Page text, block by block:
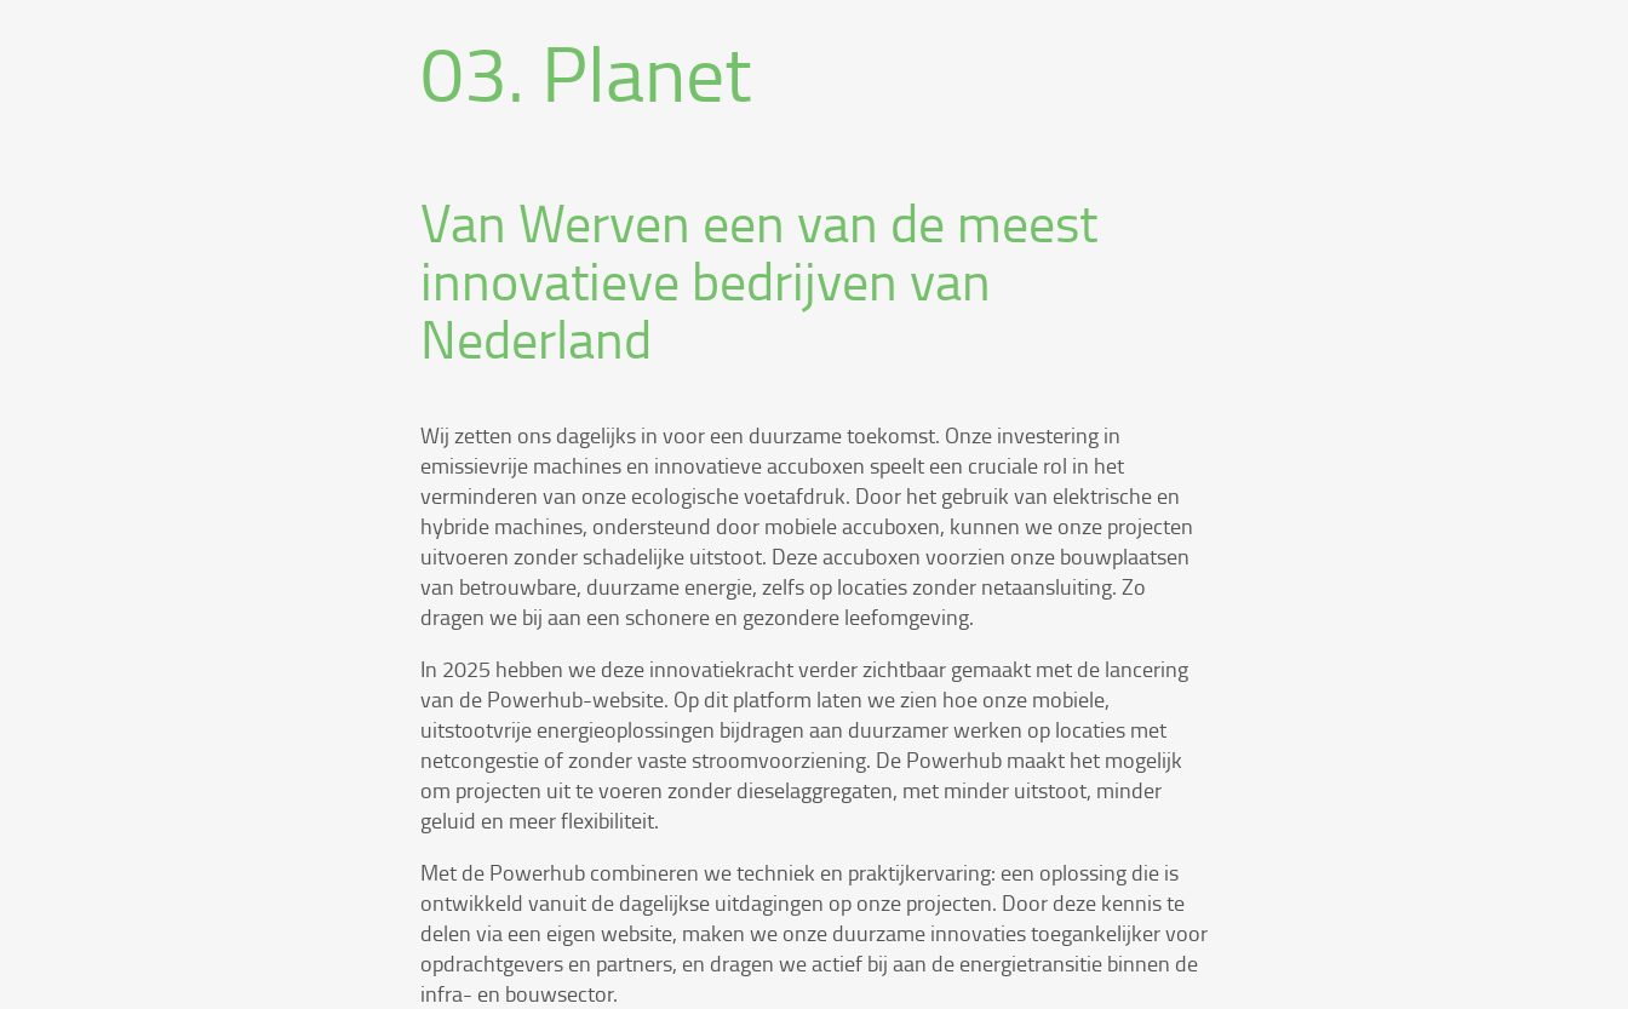
03. Planet
Van Werven een van de meest
innovatieve bedrijven van
Nederland
Wij zetten ons dagelijks in voor een duurzame toekomst. Onze investering in
emissievrije machines en innovatieve accuboxen speelt een cruciale rol in het
verminderen van onze ecologische voetafdruk. Door het gebruik van elektrische en
hybride machines, ondersteund door mobiele accuboxen, kunnen we onze projecten
uitvoeren zonder schadelijke uitstoot. Deze accuboxen voorzien onze bouwplaatsen
van betrouwbare, duurzame energie, zelfs op locaties zonder netaansluiting. Zo
dragen we bij aan een schonere en gezondere leefomgeving.
In 2025 hebben we deze innovatiekracht verder zichtbaar gemaakt met de lancering
van de Powerhub-website. Op dit platform laten we zien hoe onze mobiele,
uitstootvrije energieoplossingen bijdragen aan duurzamer werken op locaties met
netcongestie of zonder vaste stroomvoorziening. De Powerhub maakt het mogelijk
om projecten uit te voeren zonder dieselaggregaten, met minder uitstoot, minder
geluid en meer flexibiliteit.
Met de Powerhub combineren we techniek en praktijkervaring: een oplossing die is
ontwikkeld vanuit de dagelijkse uitdagingen op onze projecten. Door deze kennis te
delen via een eigen website, maken we onze duurzame innovaties toegankelijker voor
opdrachtgevers en partners, en dragen we actief bij aan de energietransitie binnen de
infra- en bouwsector.